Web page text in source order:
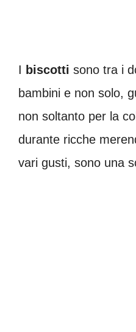
I biscotti sono tra i
bambini e non solo,
non soltanto per la
durante ricche
vari gusti, sono una